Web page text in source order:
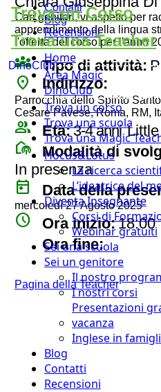
Contatti
Blog
Recensioni
Home
Area Magic
DinoClub
Trova un corso
Trova una scuola
Trova una Magic
Hocus&Lotus
La ricerca
L’ideatrice del
Diventa Insegnante
Corsi di
Webinar gratuiti
Sei una scuola
Sei un genitore
Il nostro
I nostri corsi
Presentazioni
vacanza
Inglese in
Blog
Contatti
Recensioni
Trova un Corso
Trova una Teacher
DinoClub
Cari genitori, vi aspetto per
apprendimento della lingua
l'offerta del corso per l'anno
diversity_3 Tipo di attività:
place Indirizzo:
Parrocchia dello Spirito
Cesare Pavese, Roma, RM,
group Età:3-4 anni
broadcast_on_personal
Modalità di
In presenza
today Data della
mercoledì 27 Agosto 2025
watch_later Ora inizio:18:00
Ora fine:
Pagina della Teacher